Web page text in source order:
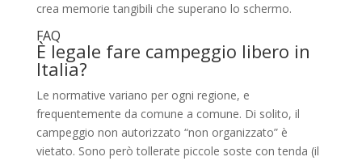
crea memorie tangibili che superano lo schermo.
FAQ
È legale fare campeggio libero in
Italia?
Le normative variano per ogni regione, e
frequentemente da comune a comune. Di solito, il
campeggio non autorizzato “non organizzato” è
vietato. Sono però tollerate piccole soste con tenda (il